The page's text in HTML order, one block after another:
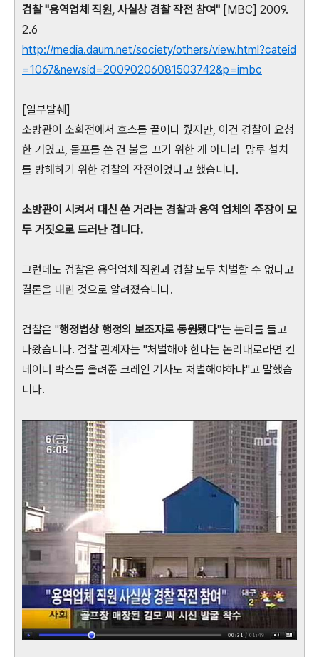
검찰 "용역업체 직원, 사실상 경찰 작전 참여" [MBC] 2009.
2.6
http://media.daum.net/society/others/view.html?cateid
=1067&newsid=20090206081503742&p=imbc
[일부발췌]
소방관이 소화전에서 호스를 끌어다 줬지만, 이건 경찰이 요청
한 거였고, 물포를 쏜 건 불을 끄기 위한 게 아니라 망루 설치
를 방해하기 위한 경찰의 작전이었다고 했습니다.
소방관이 시켜서 대신 쏜 거라는 경찰과 용역 업체의 주장이 모
두 거짓으로 드러난 겁니다.
그런데도 검찰은 용역업체 직원과 경찰 모두 처벌할 수 없다고
결론을 내린 것으로 알려졌습니다.
검찰은 "행정법상 행정의 보조자로 동원됐다"는 논리를 들고
나왔습니다. 검찰 관계자는 "처벌해야 한다는 논리대로라면 컨
네이너 박스를 올려준 크레인 기사도 처벌해야하냐"고 말했습
니다.